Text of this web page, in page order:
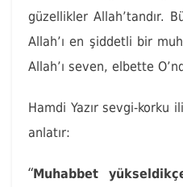
güzellikler Allah’tandır.
Allah’ı en şiddetli bir
Allah’ı seven, elbette
Hamdi Yazır sevgi-korku
anlatır:
“Muhabbet